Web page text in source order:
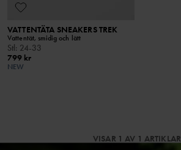
VATTENTÄTA SNEAKERS TREK
Vattentät, smidig och lätt
Stl : 24-33
799 kr
NEW
VISAR 1 AV 1 ARTIKLAR